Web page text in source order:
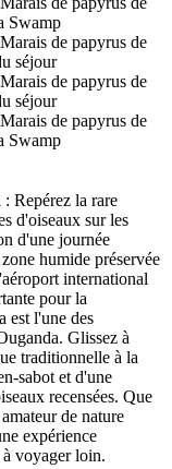
Repérez la rare
d'oiseaux sur les
d'une journée
humide préservée
international
pour la
est l'une des
Glissez à
traditionnelle à la
sabot et d'une
recensées. Que
de nature
expérience
voyager loin.